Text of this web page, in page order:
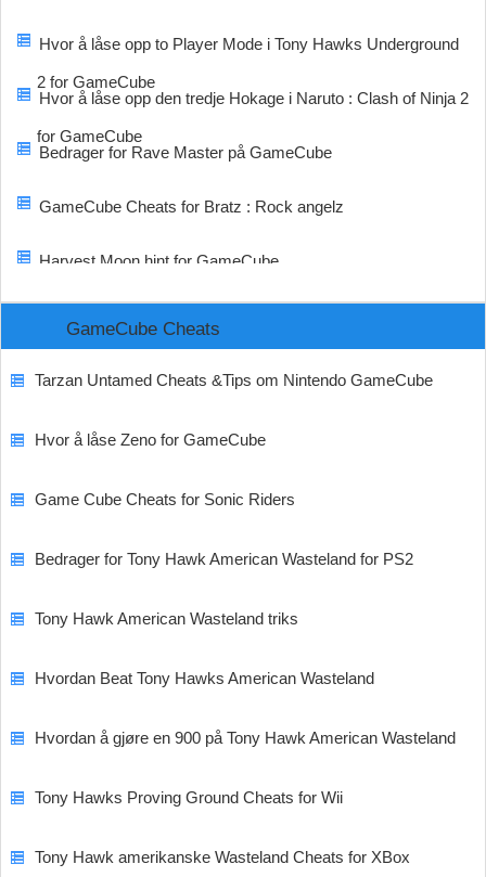
Hvor å låse opp to Player Mode i Tony Hawks Underground
2 for GameCube
Hvor å låse opp den tredje Hokage i Naruto : Clash of Ninja 2
for GameCube
Bedrager for Rave Master på GameCube
GameCube Cheats for Bratz : Rock angelz
Harvest Moon hint for GameCube
GameCube Cheats
Tarzan Untamed Cheats &Tips om Nintendo GameCube
Hvor å låse Zeno for GameCube
Game Cube Cheats for Sonic Riders
Bedrager for Tony Hawk American Wasteland for PS2
Tony Hawk American Wasteland triks
Hvordan Beat Tony Hawks American Wasteland
Hvordan å gjøre en 900 på Tony Hawk American Wasteland
Tony Hawks Proving Ground Cheats for Wii
Tony Hawk amerikanske Wasteland Cheats for XBox